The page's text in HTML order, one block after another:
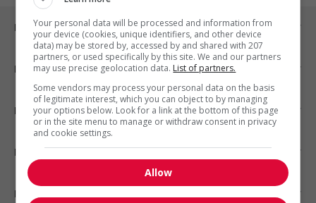
Emplois par ville
Emplois par secteur
Emplois par statut
Emplois par type
Nos suggestions
Your personal data will be processed and information from
your device (cookies, unique identifiers, and other device
data) may be stored by, accessed by and shared with 207
partners, or used specifically by this site. We and our partners
may use precise geolocation data. List of partners.
Some vendors may process your personal data on the basis
of legitimate interest, which you can object to by managing
your options below. Look for a link at the bottom of this page
or in the site menu to manage or withdraw consent in privacy
and cookie settings.
Allow